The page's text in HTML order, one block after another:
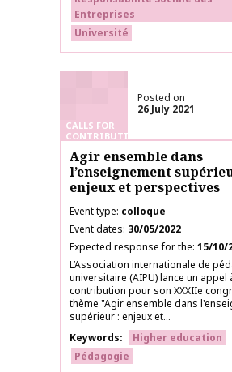
Entreprises
Université
CALLS FOR
CONTRIBUTIONS
Posted on
26 July 2021
Agir ensemble dans
l’enseignement
enjeux et perspectives
Event type colloque
Event dates 30/05/2022
Expected response for the 15/10/
L’Association internationale de
universitaire (AIPU) lance un appel
contribution pour son XXXIIe
thème "Agir ensemble dans
supérieur : enjeux et...
Keywords
Higher education
Pédagogie